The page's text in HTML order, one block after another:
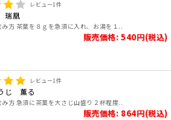
レビュー1件
瑞凰
方 茶葉を８ｇを急須に入れ、お湯を１..
販売価格: 540円(税込)
レビュー1件
じ 薫る
方 急須に茶葉を大さじ山盛り２杯程度..
販売価格: 864円(税込)